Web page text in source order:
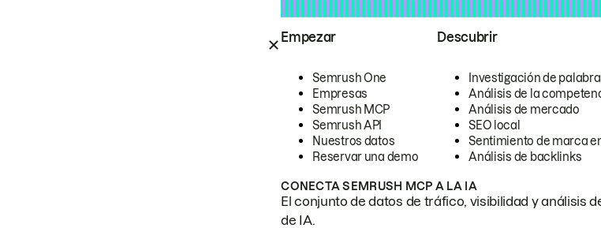
Empezar
Semrush One
Empresas
Semrush MCP
Semrush API
Nuestros datos
Reservar una demo
Descubrir
Investigación de
Análisis de la
Análisis de mercado
SEO local
Sentimiento de marca
Análisis de backlinks
CONECTA SEMRUSH MCP A LA IA
El conjunto de datos de tráfico, visibilidad y análisis
de IA.